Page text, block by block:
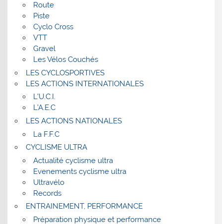
Route
Piste
Cyclo Cross
VTT
Gravel
Les Vélos Couchés
LES CYCLOSPORTIVES
LES ACTIONS INTERNATIONALES
L’U.C.I.
L’A.E.C
LES ACTIONS NATIONALES
La F.F.C
CYCLISME ULTRA
Actualité cyclisme ultra
Evenements cyclisme ultra
Ultravélo
Records
ENTRAINEMENT, PERFORMANCE
Préparation physique et performance